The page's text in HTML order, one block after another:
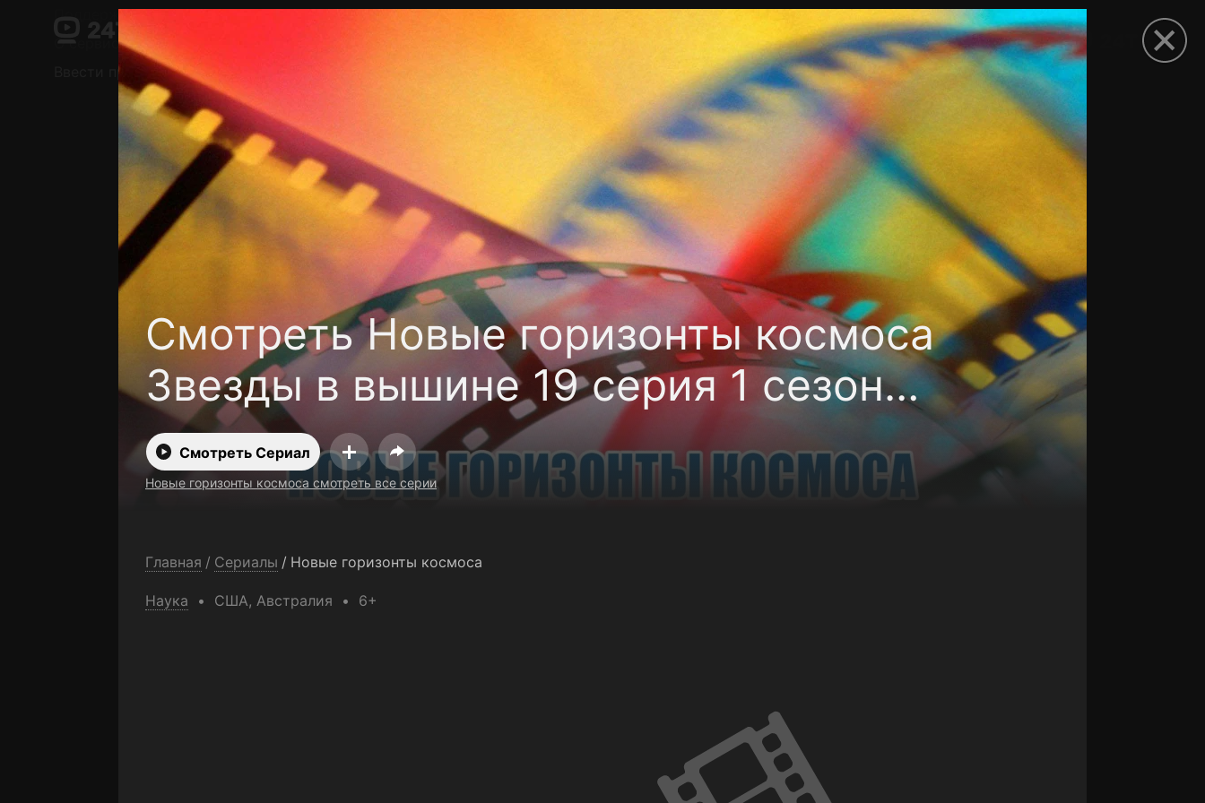
Смотреть Новые горизонты космоса
Звезды в вышине 19 серия 1 сезон
бесплатно
Смотреть Сериал
Новые горизонты космоса смотреть все серии
Главная / Сериалы / Новые горизонты космоса
Наука США, Австралия 6+
Поддержка:support@24h.tv
О сервисе
Пользовательское соглашение
Открыть приложение
Ввести промокод
Установить на ТВ